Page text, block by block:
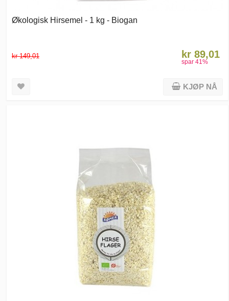
Økologisk Hirsemel - 1 kg - Biogan
kr 149,01 kr 89,01
spar 41 %
KJØP NÅ